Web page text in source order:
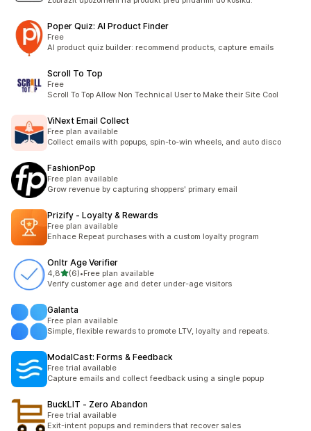
Poper Quiz: AI Product Finder
Free
AI product quiz builder: recommend products, capture emails
Scroll To Top
Free
Scroll To Top Allow Non Technical User to Make their Site Cool
ViNext Email Collect
Free plan available
Collect emails with popups, spin-to-win wheels, and auto disco
FashionPop
Free plan available
Grow revenue by capturing shoppers' primary email
Prizify ‑ Loyalty & Rewards
Free plan available
Enhace Repeat purchases with a custom loyalty program
Onltr Age Verifier
4,8z 5 hvězd
(6)
Celkový počet recenzí: 6
•Free plan available
Verify customer age and deter under-age visitors
Galanta
Free plan available
Simple, flexible rewards to promote LTV, loyalty and repeats.
ModalCast: Forms & Feedback
Free trial available
Capture emails and collect feedback using a single popup
BuckLIT ‑ Zero Abandon
Free trial available
Exit-intent popups and reminders that recover sales